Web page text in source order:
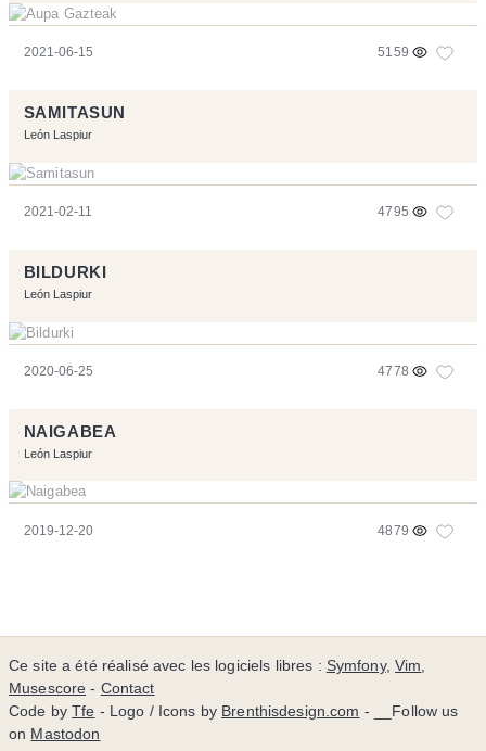
2021-06-15 5159
SAMITASUN
León Laspiur
2021-02-11 4795
BILDURKI
León Laspiur
2020-06-25 4778
NAIGABEA
León Laspiur
2019-12-20 4879
Ce site a été réalisé avec les logiciels libres : Symfony,Vim,
Musescore - Contact
Code byTfe - Logo / Icons by Brenthisdesign.com - __Follow us
on Mastodon